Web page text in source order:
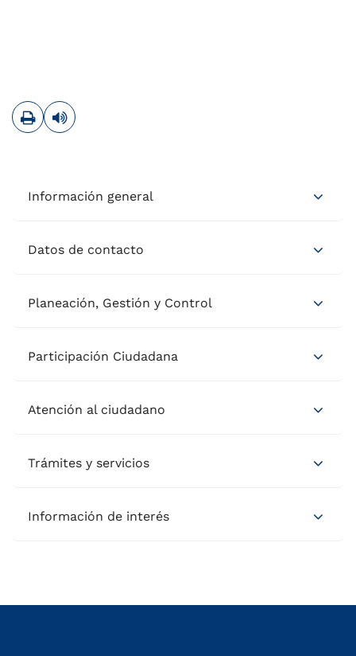
ImprimirLeer contenido
Información general
Datos de contacto
Planeación, Gestión y Control
Participación Ciudadana
Atención al ciudadano
Trámites y servicios
Información de interés